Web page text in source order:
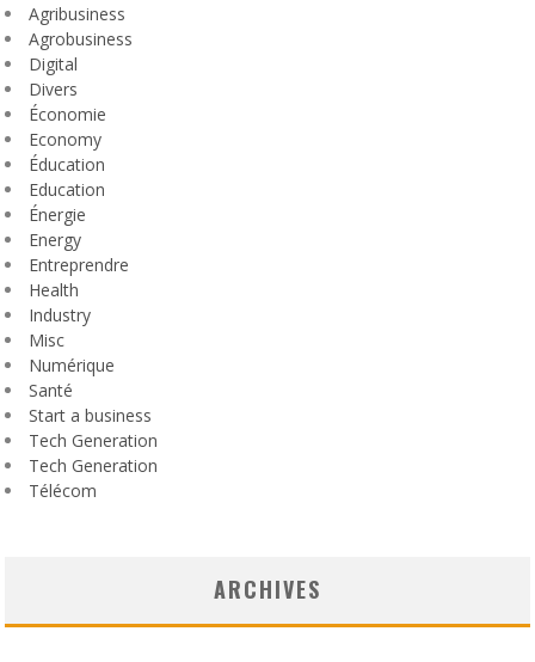
Agribusiness
Agrobusiness
Digital
Divers
Économie
Economy
Éducation
Education
Énergie
Energy
Entreprendre
Health
Industry
Misc
Numérique
Santé
Start a business
Tech Generation
Tech Generation
Télécom
ARCHIVES